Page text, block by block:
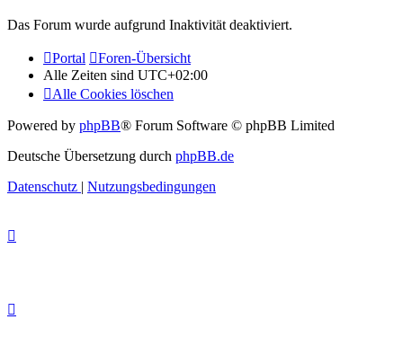
Das Forum wurde aufgrund Inaktivität deaktiviert.
Portal
Foren-Übersicht
Alle Zeiten sind UTC+02:00
Alle Cookies löschen
Powered by phpBB® Forum Software © phpBB Limited
Deutsche Übersetzung durch phpBB.de
Datenschutz | Nutzungsbedingungen